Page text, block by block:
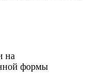
на
формы